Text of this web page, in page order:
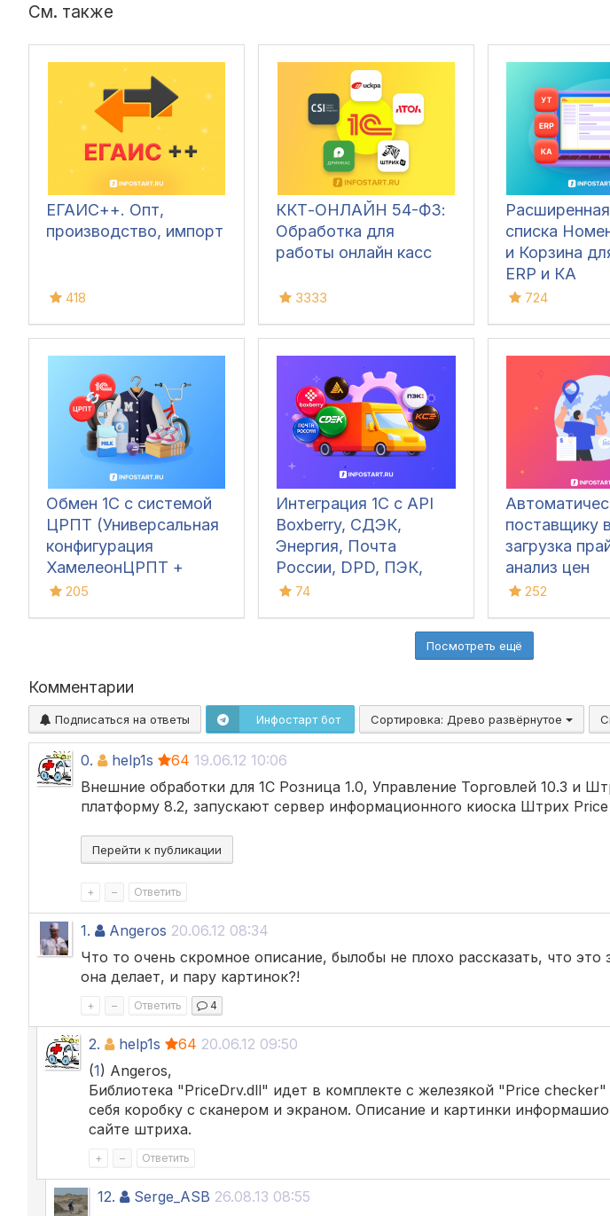
См. также
ЕГАИС++. Опт,
производство, импорт
418
ККТ-ОНЛАЙН 54-ФЗ:
Обработка для
работы онлайн касс
3333
списка
и Корзина
ERP и КА
724
Обмен 1С с системой
ЦРПТ (Универсальная
конфигурация
ХамелеонЦРПТ +
маркировка табака,
питьевой воды,
велосипедов и шин)
205
Интеграция 1С с API
Boxberry, СДЭК,
Энергия, Почта
России, DPD, ПЭК,
Grastin, Деловые
74
поставщику
загрузка
анализ цен
252
Посмотреть ещё
Комментарии
Подписаться на ответы Инфостарт бот Сортировка: Древо развёрнутое
0. help1s 64 19.06.12 10:06
Внешние обработки для 1С Розница 1.0, Управление Торговлей 10.3 и
платформу 8.2, запускают сервер информационного киоска Штрих
Перейти к публикации
+ – Ответить
1. Angeros 20.06.12 08:34
Что то очень скромное описание, былобы не плохо рассказать, что
она делает, и пару картинок?!
+ – Ответить 4
2. help1s 64 20.06.12 09:50
(1) Angeros,
Библиотека "PriceDrv.dll" идет в комплекте с железякой "Price
себя коробку с сканером и экраном. Описание и картинки
сайте штриха.
+ – Ответить
12. Serge_ASB 26.08.13 08:55